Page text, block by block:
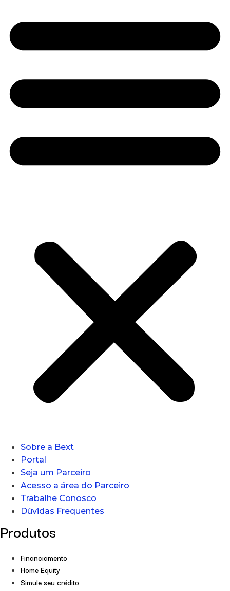
Sobre a Bext
Portal
Seja um Parceiro
Acesso a área do Parceiro
Trabalhe Conosco
Dúvidas Frequentes
Produtos
Financiamento
Home Equity
Simule seu crédito